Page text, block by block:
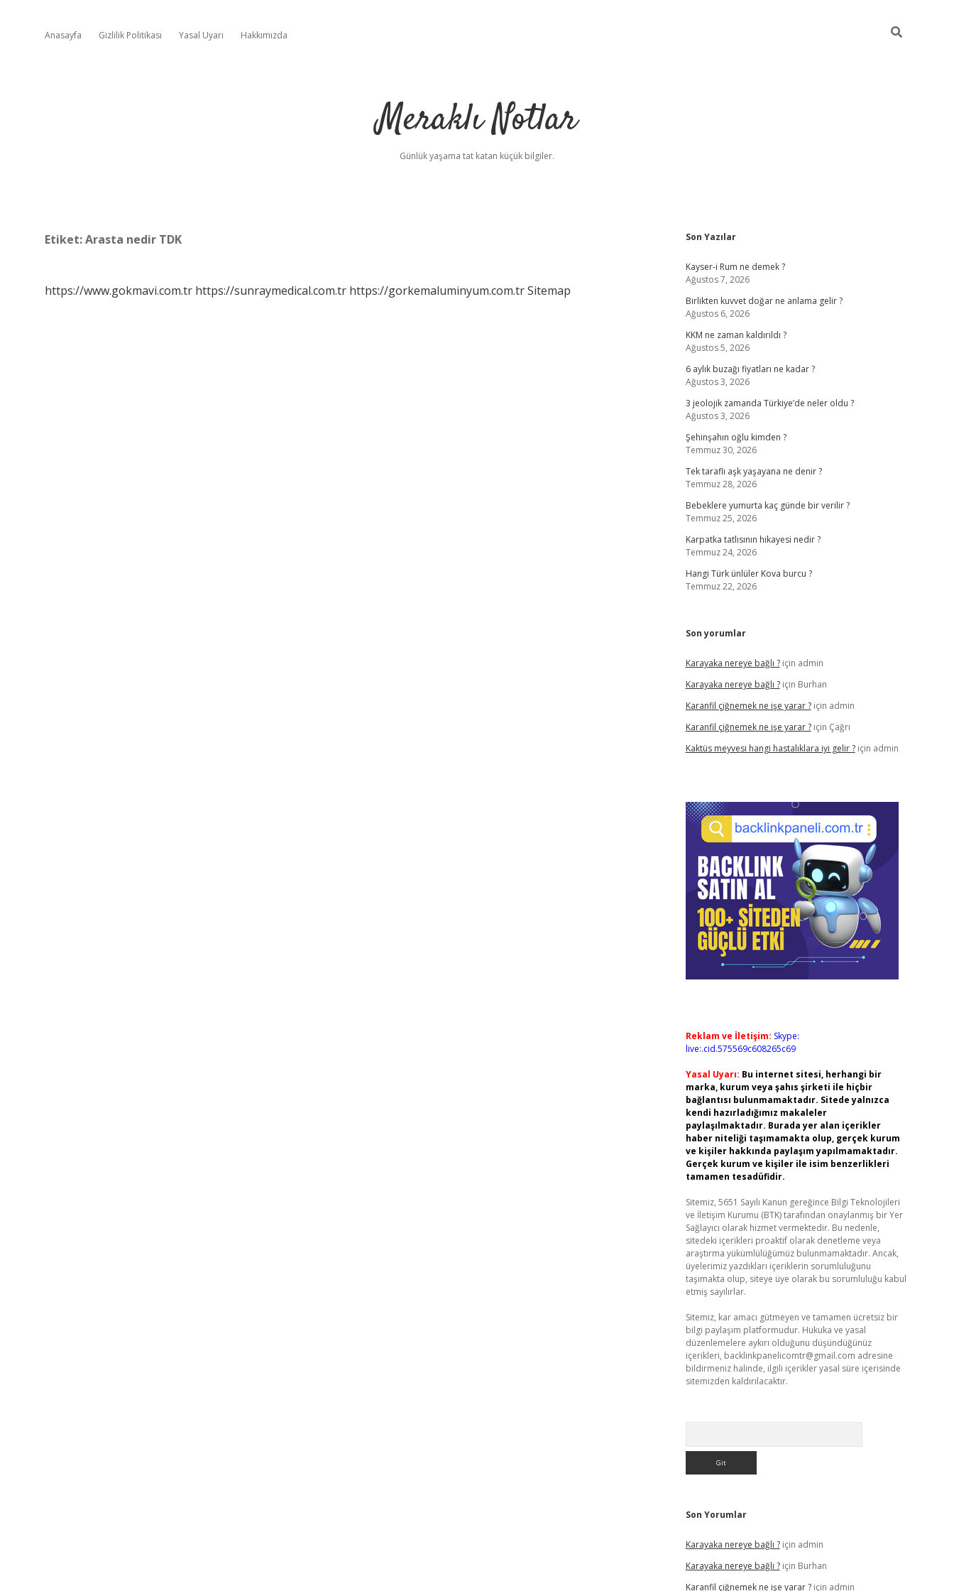
Anasayfa Gizlilik Politikası Yasal Uyarı Hakkımızda
Meraklı Notlar
Günlük yaşama tat katan küçük bilgiler.
Etiket:Arasta nedir TDK
https://www.gokmavi.com.tr https://sunraymedical.com.tr https://gorkemaluminyum.com.trSitemap
Sidebar
Son Yazılar
Kayser-i Rum ne demek ?
Ağustos 7, 2026
Birlikten kuvvet doğar ne anlama gelir ?
Ağustos 6, 2026
KKM ne zaman kaldırıldı ?
Ağustos 5, 2026
6 aylık buzağı fiyatları ne kadar ?
Ağustos 3, 2026
3 jeolojik zamanda Türkiye’de neler oldu ?
Ağustos 3, 2026
Şehinşahın oğlu kimden ?
Temmuz 30, 2026
Tek taraflı aşk yaşayana ne denir ?
Temmuz 28, 2026
Bebeklere yumurta kaç günde bir verilir ?
Temmuz 25, 2026
Karpatka tatlısının hikayesi nedir ?
Temmuz 24, 2026
Hangi Türk ünlüler Kova burcu ?
Temmuz 22, 2026
Son yorumlar
Karayaka nereye bağlı ?için admin
Karayaka nereye bağlı ?için Burhan
Karanfil çiğnemek ne işe yarar ?için admin
Karanfil çiğnemek ne işe yarar ?için Çağrı
Kaktüs meyvesi hangi hastalıklara iyi gelir ?için admin
Reklam ve İletişim: Skype:
live:.cid.575569c608265c69
Yasal Uyarı: Bu internet sitesi, herhangi bir
marka, kurum veya şahıs şirketi ile hiçbir
bağlantısı bulunmamaktadır. Sitede yalnızca
kendi hazırladığımız makaleler
paylaşılmaktadır. Burada yer alan içerikler
haber niteliği taşımamakta olup, gerçek kurum
ve kişiler hakkında paylaşım yapılmamaktadır.
Gerçek kurum ve kişiler ile isim benzerlikleri
tamamen tesadüfidir.
Sitemiz, 5651 Sayılı Kanun gereğince Bilgi Teknolojileri
ve İletişim Kurumu (BTK) tarafından onaylanmış bir Yer
Sağlayıcı olarak hizmet vermektedir. Bu nedenle,
sitedeki içerikleri proaktif olarak denetleme veya
araştırma yükümlülüğümüz bulunmamaktadır. Ancak,
üyelerimiz yazdıkları içeriklerin sorumluluğunu
taşımakta olup, siteye üye olarak bu sorumluluğu kabul
etmiş sayılırlar.
Sitemiz, kar amacı gütmeyen ve tamamen ücretsiz bir
bilgi paylaşım platformudur. Hukuka ve yasal
düzenlemelere aykırı olduğunu düşündüğünüz
içerikleri, backlinkpanelicomtr@gmail.com adresine
bildirmeniz halinde, ilgili içerikler yasal süre içerisinde
sitemizden kaldırılacaktır.
Son Yorumlar
Karayaka nereye bağlı ?için admin
Karayaka nereye bağlı ?için Burhan
Karanfil çiğnemek ne işe yarar ?için admin